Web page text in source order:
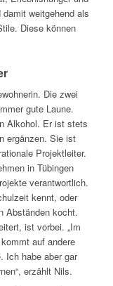
weitgehend als
Diese können
Die zwei
gute Laune.
Alkohol. Er ist stets
ergänzen. Sie ist
Projektleiter.
in Tübingen
verantwortlich.
kennt, oder
Abständen kocht.
ist vorbei. „Im
auf andere
Ich habe aber gar
erzählt Nils.